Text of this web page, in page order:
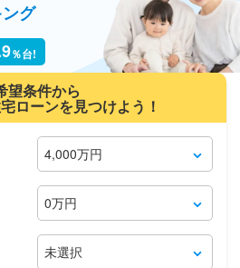
ング
％台!
望条件から
ローンを見つけよう！